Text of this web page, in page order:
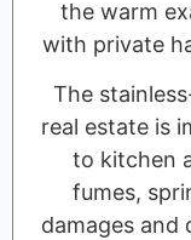
the warm
with private
The
real estate is
to kitchen
fumes,
damages and